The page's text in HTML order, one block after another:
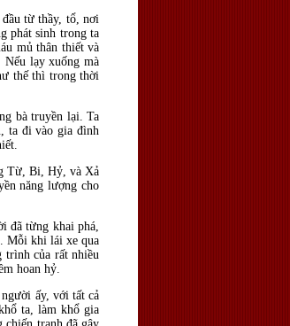
từ thầy, tổ, nơi
phát sinh trong ta
mủ thân thiết và
lạy xuống mà
thế thì trong thời
bà truyền lại. Ta
ta đi vào gia đình
Từ, Bi, Hỷ, và Xả
năng lượng cho
đã từng khai phá,
Mỗi khi lái xe qua
trình của rất nhiều
hoan hỷ.
ấy, với tất cả
ta, làm khổ gia